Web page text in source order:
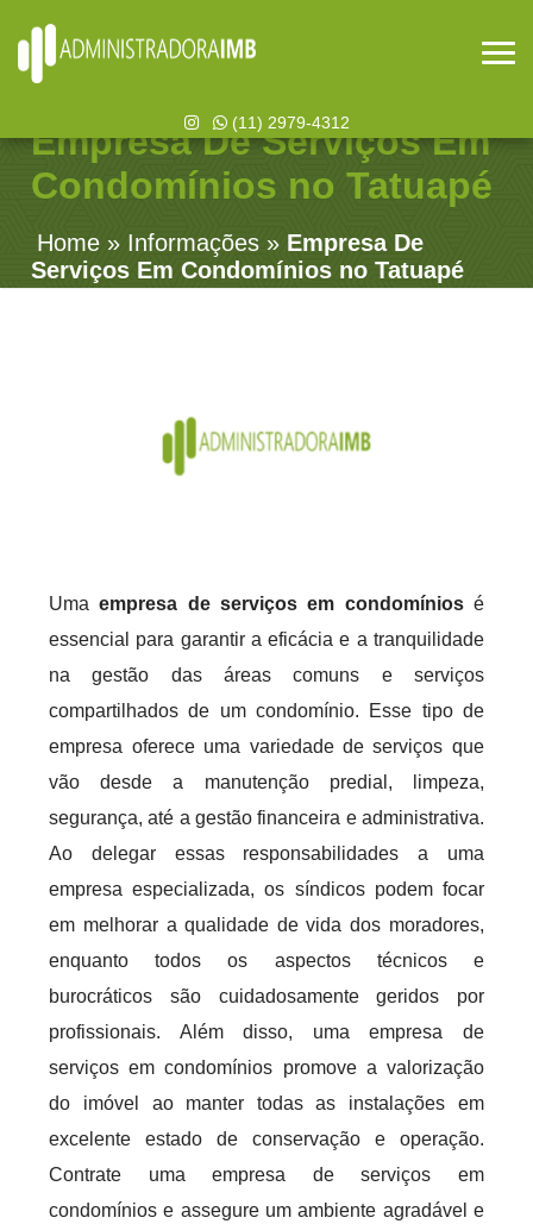
(11) 2979-4312
Empresa De Serviços Em
Condomínios no Tatuapé
Home » Informações » Empresa De
Serviços Em Condomínios no Tatuapé
Umaempresa de serviços em condomíniosé
essencial para garantir a eficácia e a tranquilidade
na gestão das áreas comuns e serviços
compartilhados de um condomínio. Esse tipo de
empresa oferece uma variedade de serviços que
vão desde a manutenção predial, limpeza,
segurança, até a gestão financeira e administrativa.
Ao delegar essas responsabilidades a uma
empresa especializada, os síndicos podem focar
em melhorar a qualidade de vida dos moradores,
enquanto todos os aspectos técnicos e
burocráticos são cuidadosamente geridos por
profissionais. Além disso, uma empresa de
serviços em condomínios promove a valorização
do imóvel ao manter todas as instalações em
excelente estado de conservação e operação.
Contrate uma empresa de serviços em
condomínios e assegure um ambiente agradável e